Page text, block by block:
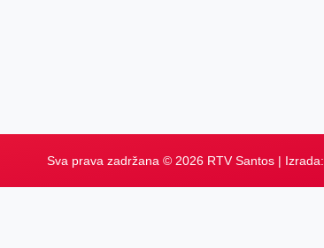
Sva prava zadržana © 2026 RTV Santos | Izrada: